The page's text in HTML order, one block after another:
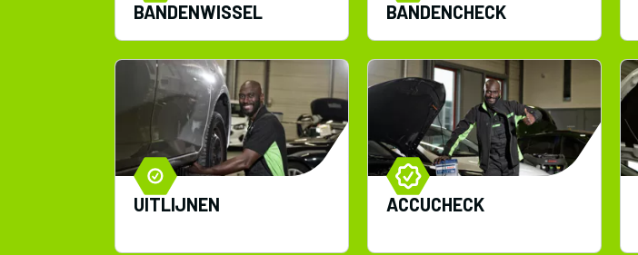
BANDENWISSEL BANDENCHECK
UITLIJNEN ACCUCHECK